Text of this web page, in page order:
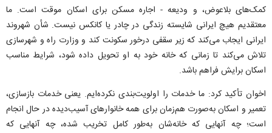
کمک‌های بلاعوض، و ودیعه - اجاره مسکن برای اسکان موقت است. ما
معتقدیم هیچ ایرانی شایسته زندگی در چادر یا کانکس نیست. شأن شهروند
ایرانی ایجاب می‌کند که زیر سقفی درخور سکونت کند و وزارت راه و شهرسازی
تلاش می‌کند تا زمانی که خانه خود به او تحویل داده شود، شرایط مناسب
اسکان برایش فراهم باشد.
اخوان تأکید کرد: ما خدمات را اولویت‌بندی نکرده‌ایم. یعنی خدمات بازسازی،
تعمیر و اسکان به‌صورت هم‌زمان برای همه خانوار‌های آسیب‌دیده در حال انجام
است؛ چه آنهایی که خانه‌شان به‌طور کامل تخریب شده، چه آنهایی که